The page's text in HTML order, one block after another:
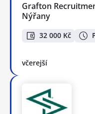
Grafton
Nýřany
32 000 Kč
včerejší